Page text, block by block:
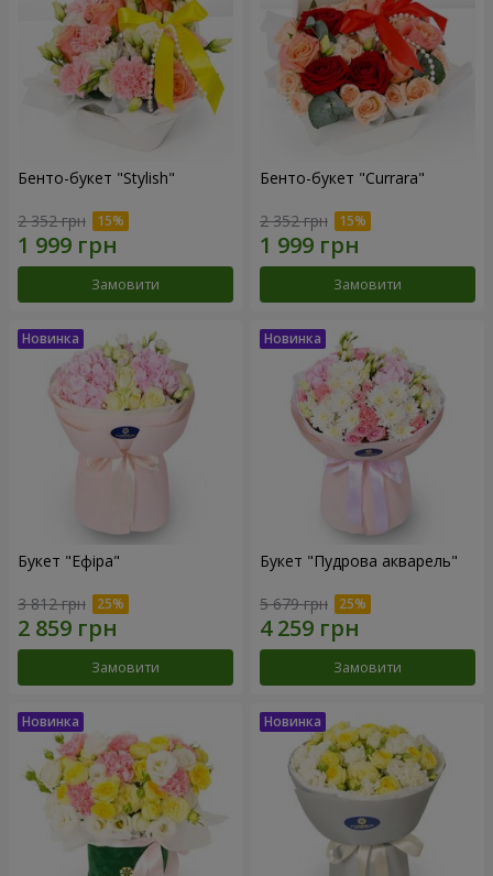
Бенто-букет "Stylish"
2 352 грн
Замовити
Бенто-букет "Currara"
2 352 грн
Замовити
Букет "Ефіра"
3 812 грн
Замовити
Букет "Пудрова акварель"
5 679 грн
Замовити